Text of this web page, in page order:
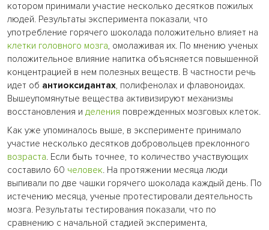
котором принимали участие несколько десятков пожилых
людей. Результаты эксперимента показали, что
употребление горячего шоколада положительно влияет на
клетки головного мозга, омолаживая их. По мнению ученых
положительное влияние напитка объясняется повышенной
концентрацией в нем полезных веществ. В частности речь
идет об антиоксидантах, полифенолах и флавоноидах.
Вышеупомянутые вещества активизируют механизмы
восстановления и деления поврежденных мозговых клеток.
Как уже упоминалось выше, в эксперименте принимало
участие несколько десятков добровольцев преклонного
возраста. Если быть точнее, то количество участвующих
составило 60 человек. На протяжении месяца люди
выпивали по две чашки горячего шоколада каждый день. По
истечению месяца, ученые протестировали деятельность
мозга. Результаты тестирования показали, что по
сравнению с начальной стадией эксперимента,